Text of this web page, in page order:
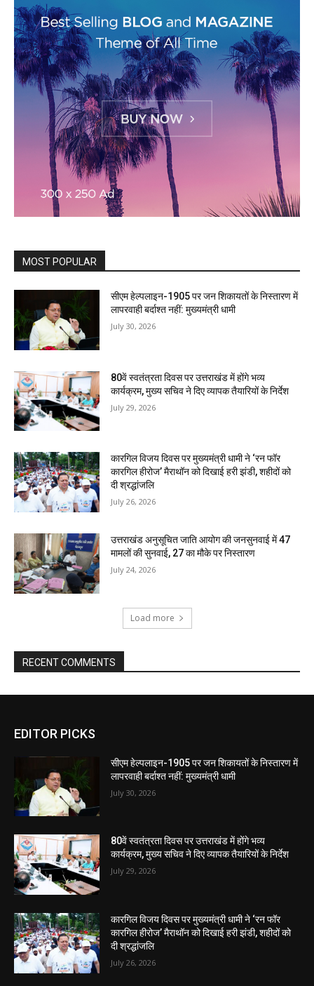
MOST POPULAR
सीएम हेल्पलाइन-1905 पर जन शिकायतों के निस्तारण में
लापरवाही बर्दाश्त नहीं: मुख्यमंत्री धामी
July 30, 2026
80वें स्वतंत्रता दिवस पर उत्तराखंड में होंगे भव्य
कार्यक्रम, मुख्य सचिव ने दिए व्यापक तैयारियों के निर्देश
July 29, 2026
कारगिल विजय दिवस पर मुख्यमंत्री धामी ने ‘रन फॉर
कारगिल हीरोज’ मैराथॉन को दिखाई हरी झंडी, शहीदों को
दी श्रद्धांजलि
July 26, 2026
उत्तराखंड अनुसूचित जाति आयोग की जनसुनवाई में 47
मामलों की सुनवाई, 27 का मौके पर निस्तारण
July 24, 2026
Load more
RECENT COMMENTS
EDITOR PICKS
सीएम हेल्पलाइन-1905 पर जन शिकायतों के निस्तारण में
लापरवाही बर्दाश्त नहीं: मुख्यमंत्री धामी
July 30, 2026
80वें स्वतंत्रता दिवस पर उत्तराखंड में होंगे भव्य
कार्यक्रम, मुख्य सचिव ने दिए व्यापक तैयारियों के निर्देश
July 29, 2026
कारगिल विजय दिवस पर मुख्यमंत्री धामी ने ‘रन फॉर
कारगिल हीरोज’ मैराथॉन को दिखाई हरी झंडी, शहीदों को
दी श्रद्धांजलि
July 26, 2026